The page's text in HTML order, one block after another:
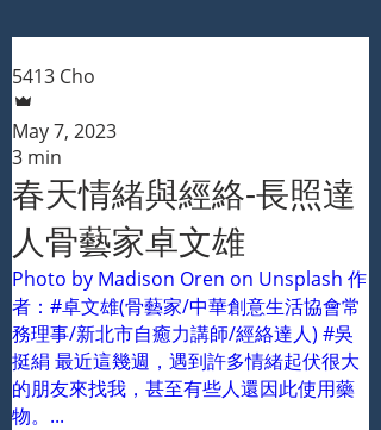
5413 Cho
May 7, 2023
3 min
春天情緒與經絡-長照達
人骨藝家卓文雄
Photo by Madison Oren on Unsplash 作
者：#卓文雄(骨藝家/中華創意生活協會常
務理事/新北市自癒力講師/經絡達人) #吳
挺絹 最近這幾週，遇到許多情緒起伏很大
的朋友來找我，甚至有些人還因此使用藥
物。...